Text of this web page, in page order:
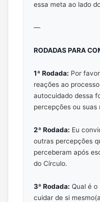
essa meta ao lado
—
RODADAS PARA
1ª Rodada: Por
reações ao
autocuidado dessa
percepções ou suas
2ª Rodada: Eu
outras percepções
perceberam após
do Círculo.
3ª Rodada: Qual é
cuidar de si